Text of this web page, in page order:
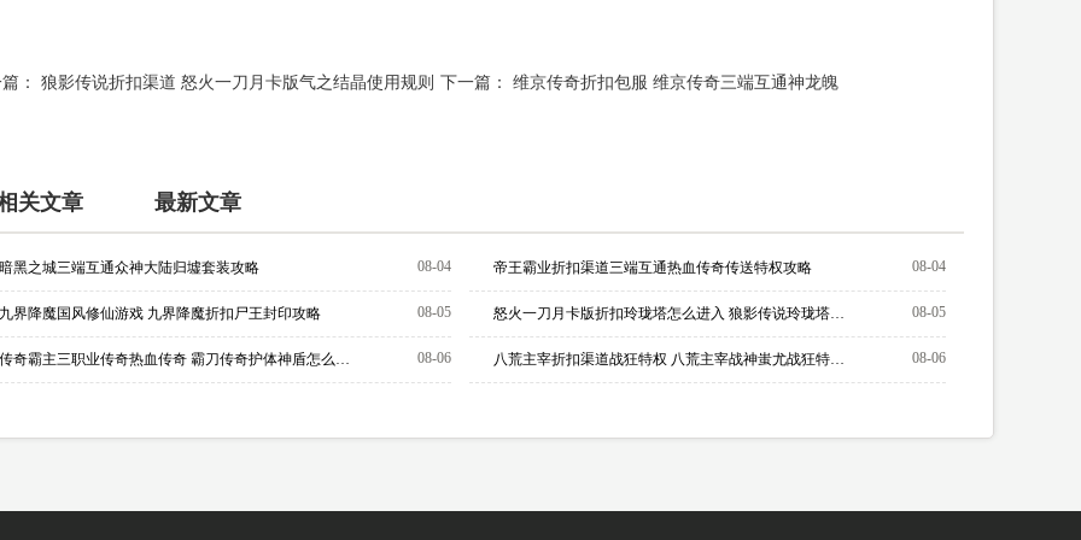
： 狼影传说折扣渠道 怒火一刀月卡版气之结晶使用规则 下一篇： 维京传奇折扣包服 维京传奇三端互通神龙魄
关文章 最新文章
08-04
暗黑之城三端互通众神大陆归墟套装攻略 08-04
帝王霸业折扣渠道三端互通热血传奇传送特权攻略
08-05
九界降魔国风修仙游戏 九界降魔折扣尸王封印攻略 08-05
08-06 08-06